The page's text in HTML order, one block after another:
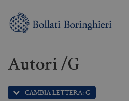
Autori /G
CAMBIA LETTERA: G